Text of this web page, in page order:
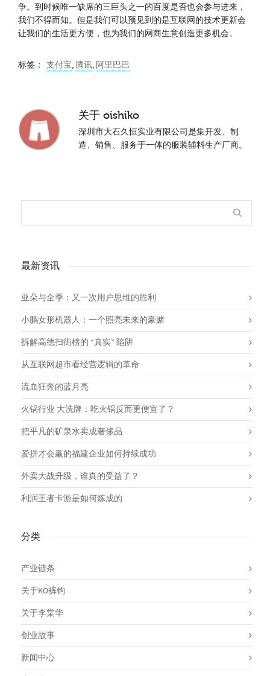
争。到时候唯一缺席的三巨头之一的百度是否也会参与进来，
我们不得而知。但是我们可以预见到的是互联网的技术更新会
让我们的生活更方便，也为我们的网商生意创造更多机会。
标签： 支付宝,腾讯, 阿里巴巴
关于 oishiko
深圳市大石久恒实业有限公司是集开发、制
造、销售、服务于一体的服装辅料生产厂商。
最新资讯
亚朵与全季：又一次用户思维的胜利
小鹏女形机器人：一个照亮未来的豪赌
拆解高德扫街榜的 “真实” 陷阱
从互联网超市看经营逻辑的革命
流血狂奔的蓝月亮
火锅行业 大洗牌：吃火锅反而更便宜了？
把平凡的矿泉水卖成奢侈品
爱拼才会赢的福建企业如何持续成功
外卖大战升级，谁真的受益了？
利润王者卡游是如何炼成的
分类
产业链条
关于KO裤钩
关于李棠华
创业故事
新闻中心